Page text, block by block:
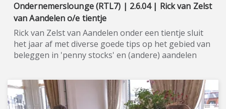
Ondernemerslounge (RTL7) | 2.6.04 | Rick van Zelst
van Aandelen o/e tientje
Rick van Zelst van Aandelen onder een tientje sluit
het jaar af met diverse goede tips op het gebied van
beleggen in 'penny stocks' en (andere) aandelen
tientje maakt het mogelijk om te beleggen in
zogeheten 'penny stocks' en andere aandelen met
een lage waarde. Een aandeel van €1,80 stijgt sneller